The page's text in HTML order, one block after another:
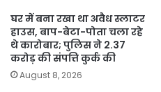
घर में बना रखा था अवैध स्लाटर
हाउस, बाप-बेटा-पोता चला रहे
थे कारोबार; पुलिस ने 2.37
करोड़ की संपत्ति कुर्क की
August 8, 2026